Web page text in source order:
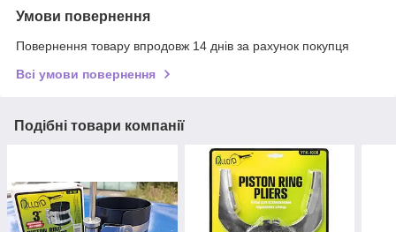
Умови повернення
Повернення товару впродовж 14 днів за рахунок покупця
Всі умови повернення
Подібні товари компанії